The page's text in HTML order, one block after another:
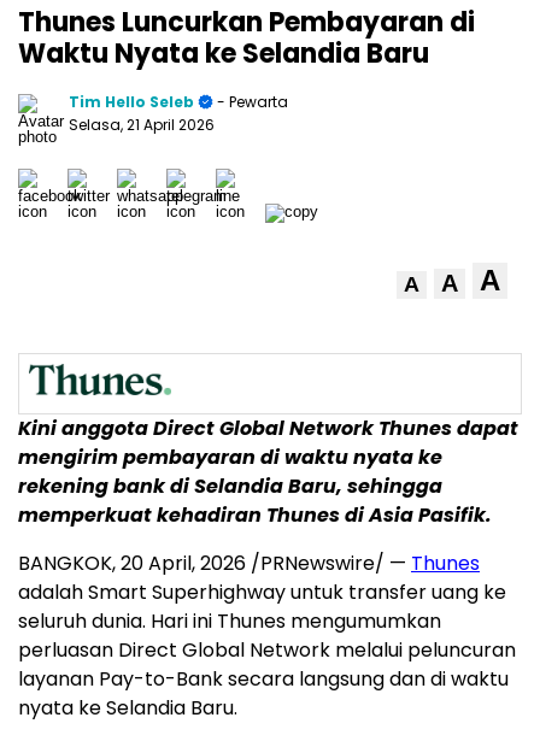
Thunes Luncurkan Pembayaran di
Waktu Nyata ke Selandia Baru
Tim Hello Seleb
- Pewarta
Selasa, 21 April 2026
A A A
Kini anggota Direct Global Network Thunes dapat
mengirim pembayaran di waktu nyata ke
rekening bank di Selandia Baru, sehingga
memperkuat kehadiran Thunes di Asia Pasifik.
BANGKOK,20 April, 2026 /PRNewswire/ — Thunes
adalah Smart Superhighway untuk transfer uang ke
seluruh dunia. Hari ini Thunes mengumumkan
perluasan Direct Global Network melalui peluncuran
layanan Pay-to-Bank secara langsung dan di waktu
nyata ke Selandia Baru.